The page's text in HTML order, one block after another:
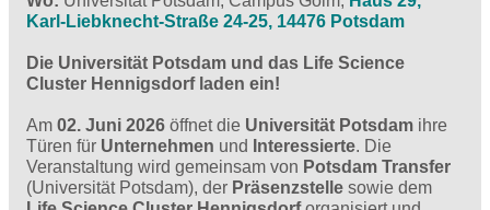
Karl-Liebknecht-Straße 24-25, 14476 Potsdam
Die Universität Potsdam und das Life Science
Cluster Hennigsdorf laden ein!
Am 02. Juni 2026 öffnet die Universität Potsdam ihre
Türen für Unternehmen und Interessierte. Die
Veranstaltung wird gemeinsam von Potsdam Transfer
(Universität Potsdam), der Präsenzstelle sowie dem